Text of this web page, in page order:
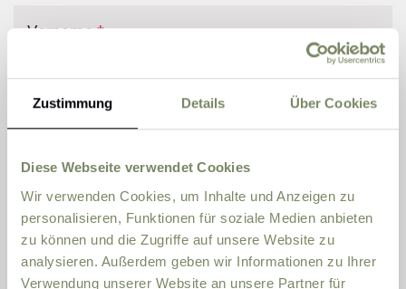
Zustimmung Details Über Cookies
Diese Webseite verwendet Cookies
Wir verwenden Cookies, um Inhalte und Anzeigen zu
personalisieren, Funktionen für soziale Medien anbieten
zu können und die Zugriffe auf unsere Website zu
analysieren. Außerdem geben wir Informationen zu Ihrer
Verwendung unserer Website an unsere Partner für
Vorname*
Nachname
E-Mail
Telefon
Straße